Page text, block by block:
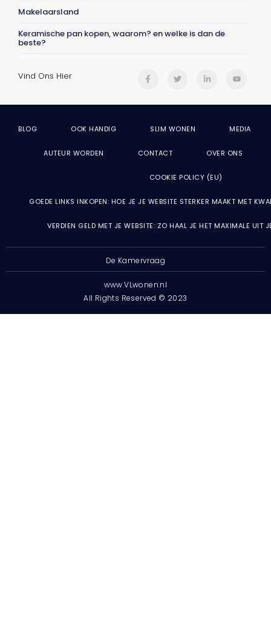
Makelaarsland
Keramische pan kopen, waarom? en welke is dan de
beste?
Vind Ons Hier
BLOG OOK HANDIG SLIM WONEN MEDIA
AUTEUR WORDEN CONTACT OVER ONS
COOKIE POLICY (EU)
GOEDE LINKS INKOPEN: HOE JE JE WEBSITE STERKER MAAKT MET
VERDIEN GELD MET JE WEBSITE: ZO HAAL JE HET MAXIMALE UIT
De Kamervraag
www.VLwonen.nl
All Rights Reserved © 2023